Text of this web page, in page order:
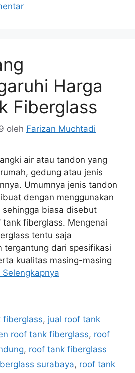
Harga
Fiberglass
oleh Farizan Muchtadi
air atau tandon yang
gedung atau jenis
Umumnya jenis tandon
dengan menggunakan
biasa disebut
fiberglass. Mengenai
tentu saja
tergantung dari spesifikasi
kualitas masing-masing
Selengkapnya
fiberglass, jual roof tank
roof tank fiberglass, roof
, roof tank fiberglass
surabaya, roof tank